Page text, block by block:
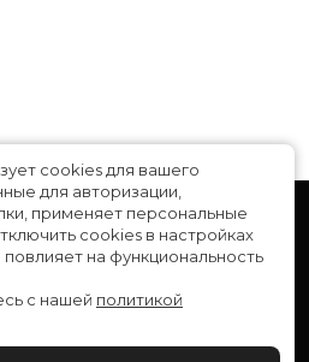
cookies для вашего
для авторизации,
применяет персональные
cookies в настройках
на функциональность
с нашей политикой